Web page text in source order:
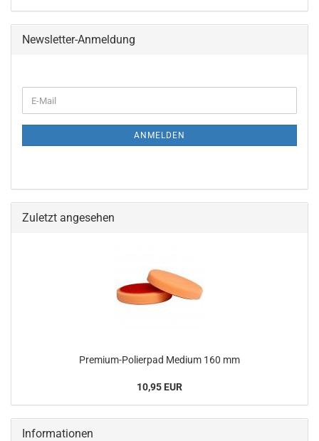
Newsletter-Anmeldung
ZUR
E-
Mail
ANMELDEN
Zuletzt angesehen
Premium-Polierpad Medium 160 mm
10,95 EUR
Informationen